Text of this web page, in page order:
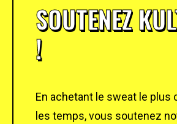
SOUTENEZ
!
En achetant le sweat le plus
les temps, vous soutenez